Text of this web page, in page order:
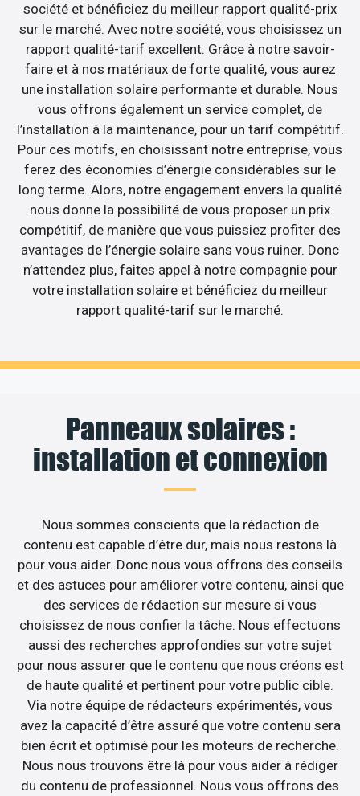
société et bénéficiez du meilleur rapport qualité-prix
sur le marché. Avec notre société, vous choisissez un
rapport qualité-tarif excellent. Grâce à notre savoir-
faire et à nos matériaux de forte qualité, vous aurez
une installation solaire performante et durable. Nous
vous offrons également un service complet, de
l’installation à la maintenance, pour un tarif compétitif.
Pour ces motifs, en choisissant notre entreprise, vous
ferez des économies d’énergie considérables sur le
long terme. Alors, notre engagement envers la qualité
nous donne la possibilité de vous proposer un prix
compétitif, de manière que vous puissiez profiter des
avantages de l’énergie solaire sans vous ruiner. Donc
n’attendez plus, faites appel à notre compagnie pour
votre installation solaire et bénéficiez du meilleur
rapport qualité-tarif sur le marché.
Panneaux solaires :
installation et connexion
Nous sommes conscients que la rédaction de
contenu est capable d’être dur, mais nous restons là
pour vous aider. Donc nous vous offrons des conseils
et des astuces pour améliorer votre contenu, ainsi que
des services de rédaction sur mesure si vous
choisissez de nous confier la tâche. Nous effectuons
aussi des recherches approfondies sur votre sujet
pour nous assurer que le contenu que nous créons est
de haute qualité et pertinent pour votre public cible.
Via notre équipe de rédacteurs expérimentés, vous
avez la capacité d’être assuré que votre contenu sera
bien écrit et optimisé pour les moteurs de recherche.
Nous nous trouvons être là pour vous aider à rédiger
du contenu de professionnel. Nous vous offrons des